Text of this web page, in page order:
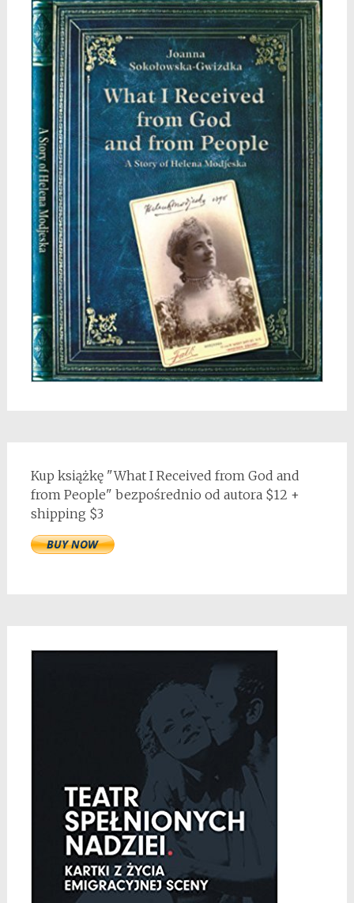
Kup książkę "What I Received from God and
from People" bezpośrednio od autora $12 +
shipping $3